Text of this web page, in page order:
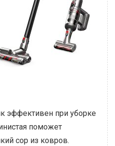
эффективен при уборке
поможет
сор из ковров.